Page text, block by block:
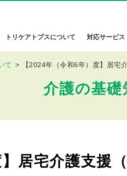
トリケアトプスについて 対応サービス
て 【2024年（令和6年）度】居宅
介護の基礎
居宅介護支援